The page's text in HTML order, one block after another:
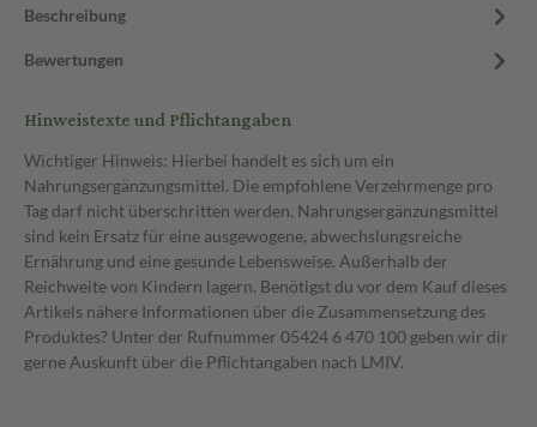
Beschreibung
Bewertungen
Hinweistexte und Pflichtangaben
Wichtiger Hinweis: Hierbei handelt es sich um ein
Nahrungsergänzungsmittel. Die empfohlene Verzehrmenge pro
Tag darf nicht überschritten werden. Nahrungsergänzungsmittel
sind kein Ersatz für eine ausgewogene, abwechslungsreiche
Ernährung und eine gesunde Lebensweise. Außerhalb der
Reichweite von Kindern lagern. Benötigst du vor dem Kauf dieses
Artikels nähere Informationen über die Zusammensetzung des
Produktes? Unter der Rufnummer 05424 6 470 100 geben wir dir
gerne Auskunft über die Pflichtangaben nach LMIV.